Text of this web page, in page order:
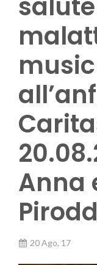
music
Anna
20 Ago, 17